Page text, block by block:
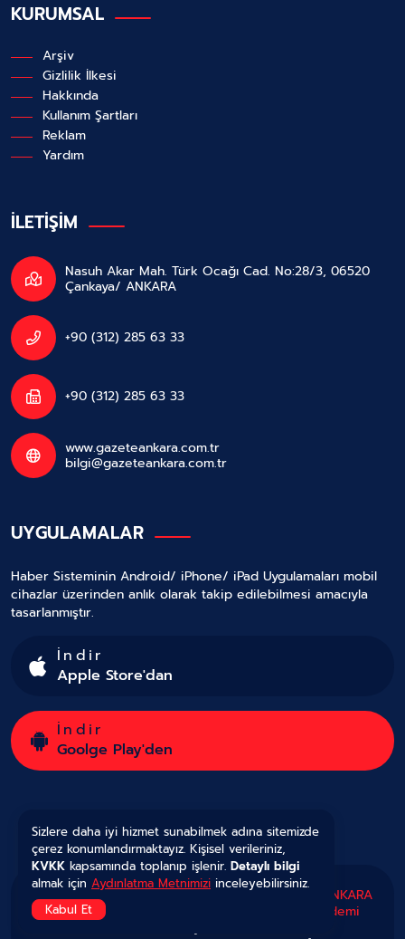
KURUMSAL
Arşiv
Gizlilik İlkesi
Hakkında
Kullanım Şartları
Reklam
Yardım
İLETİŞİM
Nasuh Akar Mah. Türk Ocağı Cad. No:28/3, 06520
Çankaya/ ANKARA
+90 (312) 285 63 33
+90 (312) 285 63 33
www.gazeteankara.com.tr
bilgi@gazeteankara.com.tr
UYGULAMALAR
Haber Sisteminin Android/ iPhone/ iPad Uygulamaları mobil
cihazlar üzerinden anlık olarak takip edilebilmesi amacıyla
tasarlanmıştır.
İndir
Apple Store'dan
İndir
Goolge Play'den
Copyright © 2025 Tüm Hakları Saklıdır.
Gazete ANKARA
'nın kurulması ve yönetilmesi görevi
OVEA Akademi
Sizlere daha iyi hizmet sunabilmek adına sitemizde
çerez konumlandırmaktayız. Kişisel verileriniz,
KVKK kapsamında toplanıp işlenir. Detaylı bilgi
almak için Aydınlatma Metnimizi inceleyebilirsiniz.
Kabul Et